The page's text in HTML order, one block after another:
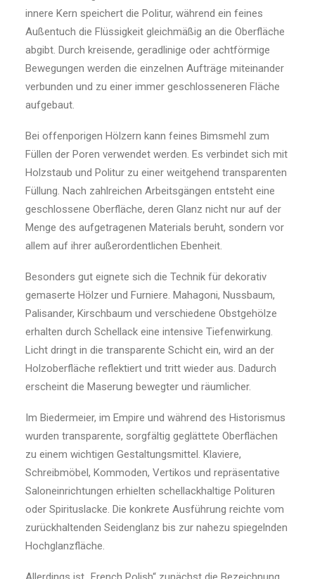
innere Kern speichert die Politur, während ein feines
Außentuch die Flüssigkeit gleichmäßig an die Oberfläche
abgibt. Durch kreisende, geradlinige oder achtförmige
Bewegungen werden die einzelnen Aufträge miteinander
verbunden und zu einer immer geschlosseneren Fläche
aufgebaut.
Bei offenporigen Hölzern kann feines Bimsmehl zum
Füllen der Poren verwendet werden. Es verbindet sich mit
Holzstaub und Politur zu einer weitgehend transparenten
Füllung. Nach zahlreichen Arbeitsgängen entsteht eine
geschlossene Oberfläche, deren Glanz nicht nur auf der
Menge des aufgetragenen Materials beruht, sondern vor
allem auf ihrer außerordentlichen Ebenheit.
Besonders gut eignete sich die Technik für dekorativ
gemaserte Hölzer und Furniere. Mahagoni, Nussbaum,
Palisander, Kirschbaum und verschiedene Obstgehölze
erhalten durch Schellack eine intensive Tiefenwirkung.
Licht dringt in die transparente Schicht ein, wird an der
Holzoberfläche reflektiert und tritt wieder aus. Dadurch
erscheint die Maserung bewegter und räumlicher.
Im Biedermeier, im Empire und während des Historismus
wurden transparente, sorgfältig geglättete Oberflächen
zu einem wichtigen Gestaltungsmittel. Klaviere,
Schreibmöbel, Kommoden, Vertikos und repräsentative
Saloneinrichtungen erhielten schellackhaltige Polituren
oder Spirituslacke. Die konkrete Ausführung reichte vom
zurückhaltenden Seidenglanz bis zur nahezu spiegelnden
Hochglanzfläche.